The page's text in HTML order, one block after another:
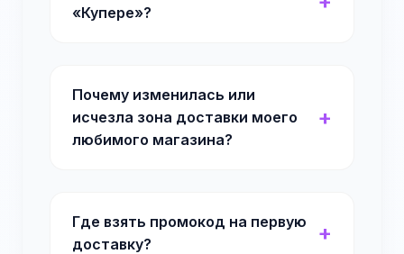
«Купере»?
Почему изменилась или
исчезла зона доставки моего
любимого магазина?
Где взять промокод на первую
доставку?